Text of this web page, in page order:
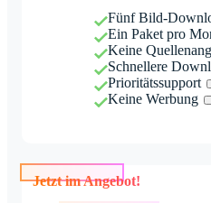
Fünf Bild-
Ein Paket pro
Keine
Schnellere
Prioritätssupport
Keine Werbung
Jetzt im Angebot!